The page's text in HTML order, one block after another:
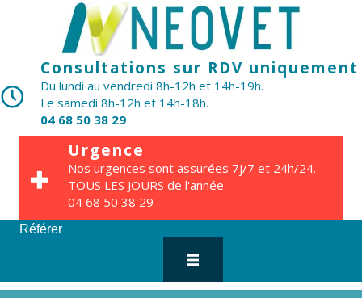
Consultations sur RDV uniquement
Du lundi au vendredi 8h-12h et 14h-19h.
Le samedi 8h-12h et 14h-18h.
04 68 50 38 29
Urgence
Nos urgences sont assurées 7j/7 et 24h/24.
TOUS LES JOURS de l'année
04 68 50 38 29
Référer